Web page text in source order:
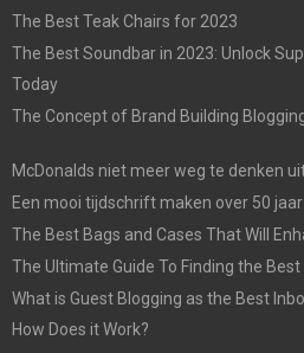
The Best Teak Chairs for 2023
The Best Soundbar in 2023: Unlock
Today
The Concept of Brand Building
McDonalds niet meer weg te denken
Een mooi tijdschrift maken over 50
The Best Bags and Cases That Will
The Ultimate Guide To Finding the
What is Guest Blogging as the Best
How Does it Work?